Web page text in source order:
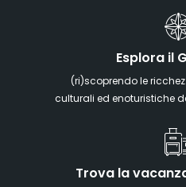
Esplora il
(ri)scoprendo le
culturali ed enoturistiche
Trova la